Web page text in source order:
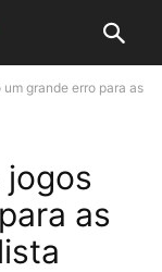
grande erro para as
jogos
as